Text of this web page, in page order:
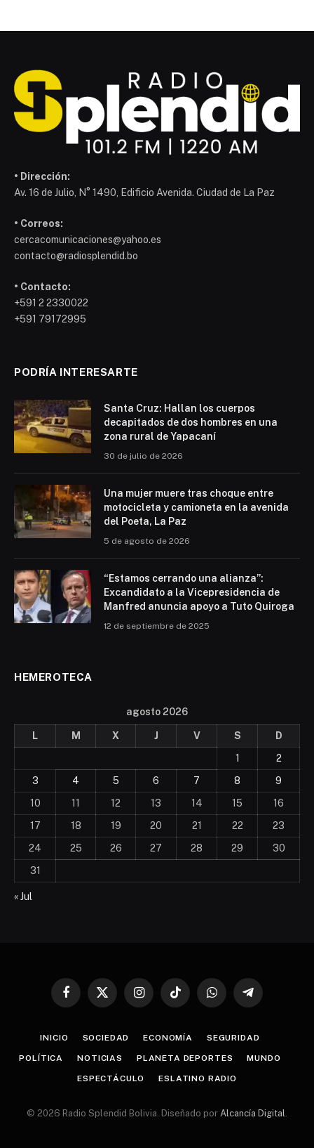
• Dirección:
Av. 16 de Julio, N° 1490, Edificio Avenida. Ciudad de La Paz
• Correos:
cercacomunicaciones@yahoo.es
contacto@radiosplendid.bo
• Contacto:
+591 2 2330022
+591 79172995
PODRÍA INTERESARTE
Santa Cruz: Hallan los cuerpos
decapitados de dos hombres en una
zona rural de Yapacaní
30 de julio de 2026
Una mujer muere tras choque entre
motocicleta y camioneta en la avenida
del Poeta, La Paz
5 de agosto de 2026
“Estamos cerrando una alianza”:
Excandidato a la Vicepresidencia de
Manfred anuncia apoyo a Tuto Quiroga
12 de septiembre de 2025
HEMEROTECA
agosto 2026
L M X J V S
D
1
2
3
4 5 6 7 8
9
10
11 12 13 14 15
16
17
18 19 20 21 22
23
24
25 26 27 28 29
30
31
« Jul
Facebook
X
InstagramTikTok WhatsAppTelegram
INICIO SOCIEDAD ECONOMÍA SEGURIDAD
POLÍTICA NOTICIAS PLANETA DEPORTES MUNDO
ESPECTÁCULO ESLATINO RADIO
© 2026 Radio Splendid Bolivia. Diseñado por Alcancía Digital